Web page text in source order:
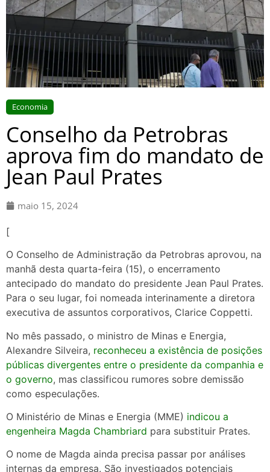
Economia
Conselho da Petrobras
aprova fim do mandato de
Jean Paul Prates
maio 15, 2024
[
O Conselho de Administração da Petrobras aprovou, na
manhã desta quarta-feira (15), o encerramento
antecipado do mandato do presidente Jean Paul Prates.
Para o seu lugar, foi nomeada interinamente a diretora
executiva de assuntos corporativos, Clarice Coppetti.
No mês passado, o ministro de Minas e Energia,
Alexandre Silveira, reconheceu a existência de posições
públicas divergentes entre o presidente da companhia e
o governo, mas classificou rumores sobre demissão
como especulações.
O Ministério de Minas e Energia (MME) indicou a
engenheira Magda Chambriard para substituir Prates.
O nome de Magda ainda precisa passar por análises
internas da empresa. São investigados potenciais